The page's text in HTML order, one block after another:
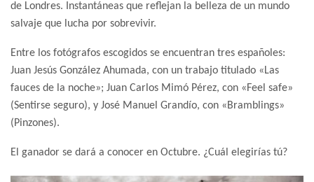
de Londres. Instantáneas que reflejan la belleza de un mundo
salvaje que lucha por sobrevivir.
Entre los fotógrafos escogidos se encuentran tres españoles:
Juan Jesús González Ahumada, con un trabajo titulado «Las
fauces de la noche»; Juan Carlos Mimó Pérez, con «Feel safe»
(Sentirse seguro), y José Manuel Grandío, con «Bramblings»
(Pinzones).
El ganador se dará a conocer en Octubre. ¿Cuál elegirías tú?